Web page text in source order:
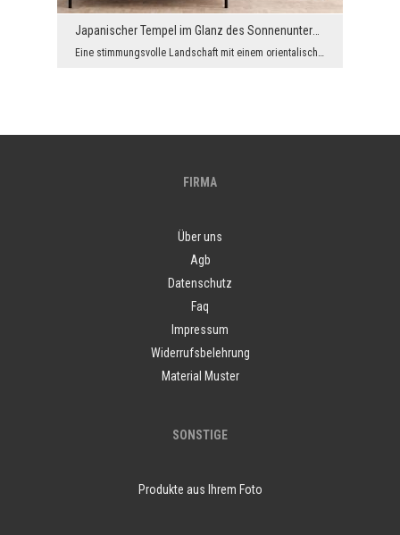
Eine stimmungsvolle Landschaft mit einem orientalischen Tempel, umgeben von blühenden Bäumen, beg...
FIRMA
Über uns
Agb
Datenschutz
Faq
Impressum
Widerrufsbelehrung
Material Muster
SONSTIGE
Produkte aus Ihrem Foto